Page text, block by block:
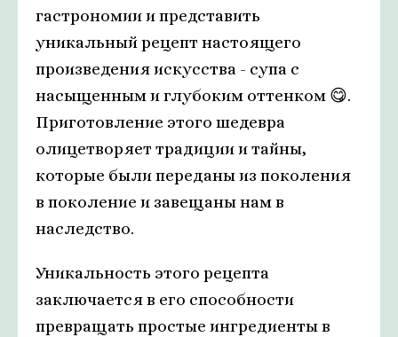
гастрономии и представить
уникальный рецепт настоящего
произведения искусства - супа с
насыщенным и глубоким оттенком 😋.
Приготовление этого шедевра
олицетворяет традиции и тайны,
которые были переданы из поколения
в поколение и завещаны нам в
наследство.
Уникальность этого рецепта
заключается в его способности
превращать простые ингредиенты в